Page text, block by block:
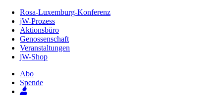
Inhalt
Seite
Rosa-Luxemburg-Konferenz
jW-Prozess
Aktionsbüro
Genossenschaft
Veranstaltungen
jW-Shop
Abo
Spende